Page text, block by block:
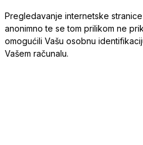
Pregledavanje internetske
anonimno te se tom prilikom ne
omogućili Vašu osobnu
Vašem računalu.